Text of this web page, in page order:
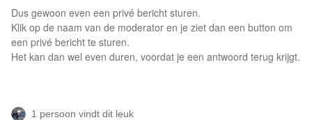
Dus gewoon even een privé bericht sturen.
Klik op de naam van de moderator en je ziet dan een button om
een privé bericht te sturen.
Het kan dan wel even duren, voordat je een antwoord terug krijgt.
1 persoon vindt dit leuk